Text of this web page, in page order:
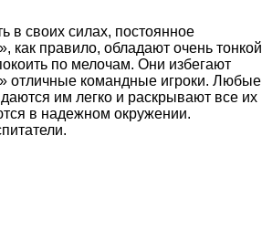
в своих силах, постоянное
как правило, обладают очень тонкой
по мелочам. Они избегают
отличные командные игроки. Любые
им легко и раскрывают все их
в надежном окружении.